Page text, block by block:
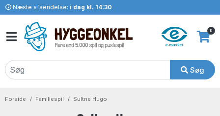
Næste afsendelse: i dag kl. 14:30
Søg
0
Forside Familiespil Sultne Hugo